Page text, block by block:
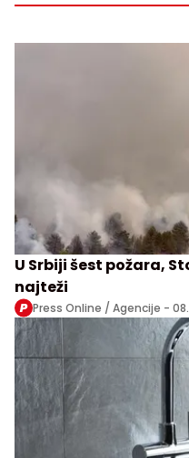
U Srbiji šest požara,
najteži
Press Online / Agencije -